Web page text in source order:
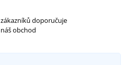
zákazníků doporučuje
náš obchod